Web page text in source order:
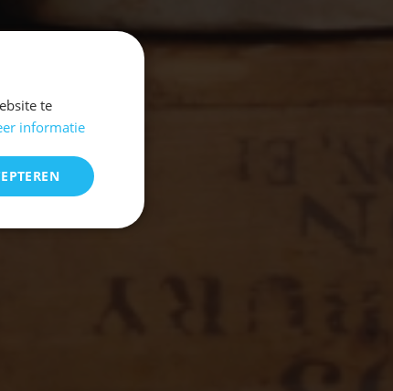
te
informatie